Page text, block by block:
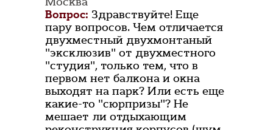
Вопрос: Здравствуйте! Еще
пару вопросов. Чем отличается
двухместный двухмонтаный
"эксклюзив" от двухместного
"студия", только тем, что в
первом нет балкона и окна
выходят на парк? Или есть еще
какие-то "сюрпризы"? Не
мешает ли отдыхающим